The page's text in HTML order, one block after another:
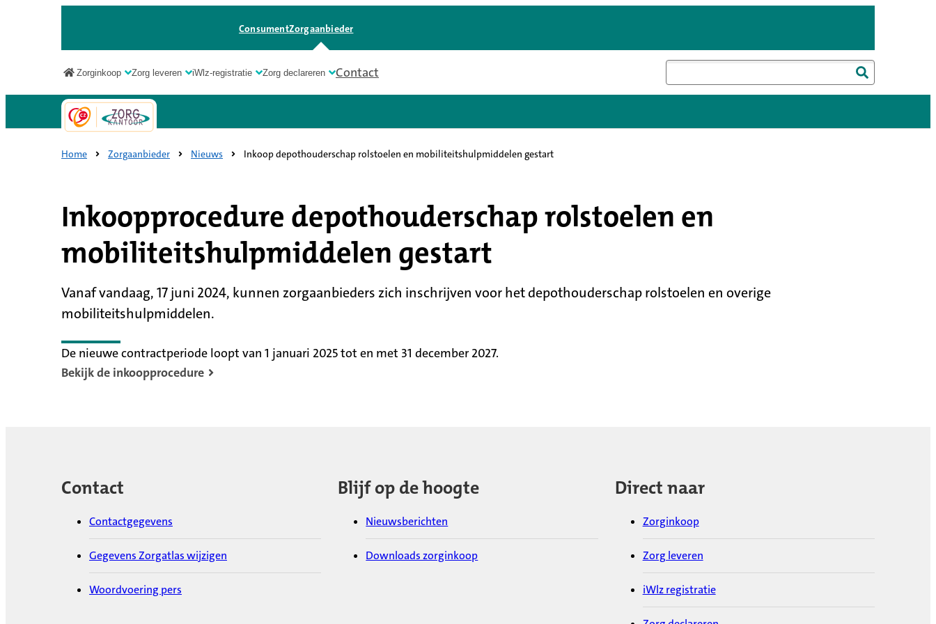
ConsumentZorgaanbieder
Zorgaanbieder
Zorginkoop Zorg leveren iWlz-registratie Zorg declareren Contact
Home Zorgaanbieder Nieuws Inkoop depothouderschap rolstoelen en mobiliteitshulpmiddelen gestart
Inkoopprocedure depothouderschap rolstoelen en
mobiliteitshulpmiddelen gestart
Vanaf vandaag, 17 juni 2024, kunnen zorgaanbieders zich inschrijven voor het depothouderschap rolstoelen en overige
mobiliteitshulpmiddelen.
De nieuwe contractperiode loopt van 1 januari 2025 tot en met 31 december 2027.
Bekijk de inkoopprocedure
Contact
Contactgegevens
Gegevens Zorgatlas wijzigen
Woordvoering pers
Blijf op de hoogte
Nieuwsberichten
Downloads zorginkoop
Direct naar
Zorginkoop
Zorg leveren
iWlz registratie